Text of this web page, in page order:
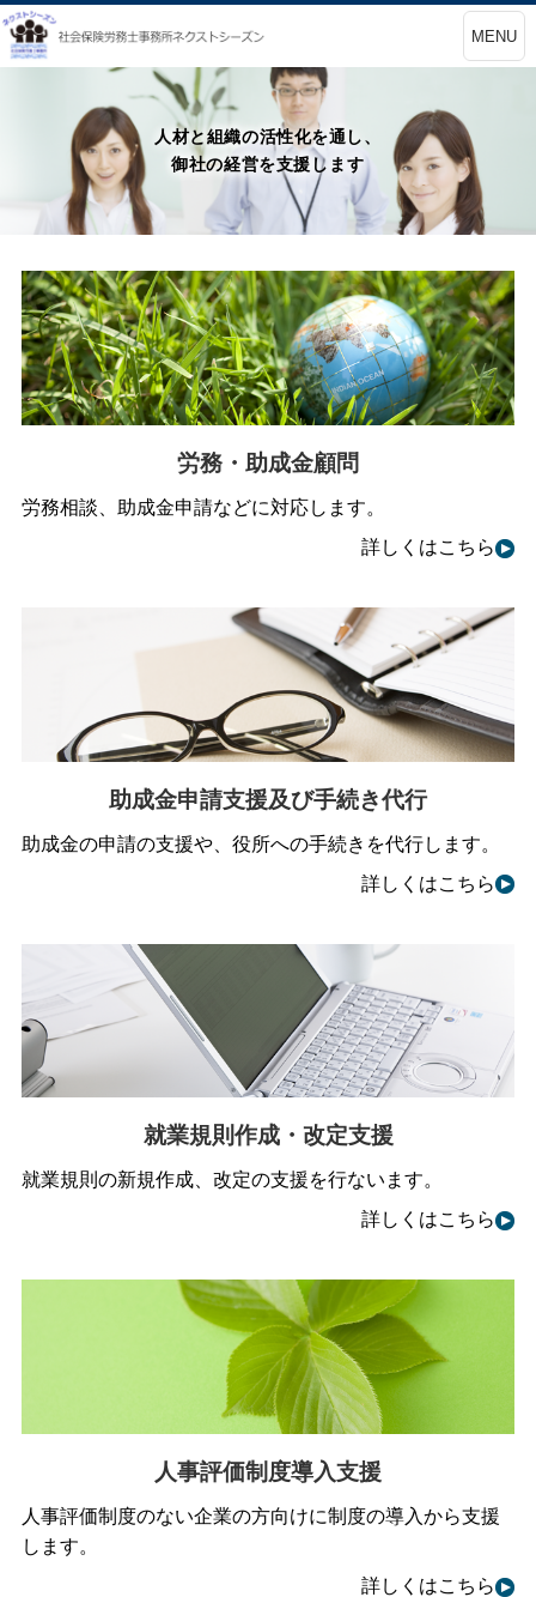
MENU
人材と組織の活性化を通し、
御社の経営を支援します
労務・助成金顧問
労務相談、助成金申請などに対応します。
詳しくはこちら
助成金申請支援及び手続き代行
助成金の申請の支援や、役所への手続きを代行します。
詳しくはこちら
就業規則作成・改定支援
就業規則の新規作成、改定の支援を行ないます。
詳しくはこちら
人事評価制度導入支援
人事評価制度のない企業の方向けに制度の導入から支援
します。
詳しくはこちら